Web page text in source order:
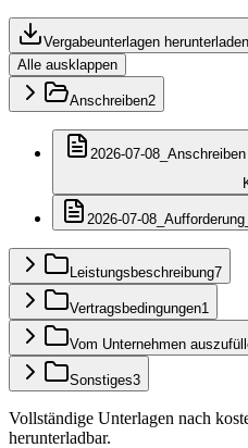
Vergabeunterlagen herunterladen
Alle ausklappen
Anschreiben2
2026-07-
2026-07-
Leistungsbeschreibung7
Vertragsbedingungen1
Vom Unternehmen
Sonstiges3
Vollständige Unterlagen nach
herunterladbar.